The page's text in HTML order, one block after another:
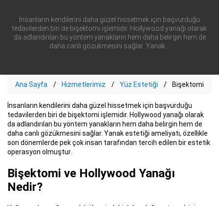
İnsanların kendilerini daha güzel hissetmek için başvurduğu
tedavilerden biri de bişektomi işlemidir. Hollywood yanağı olarak
da adlandırılan bu yöntem yanakların hem daha belirgin hem de
daha canlı gözükmesini sağlar. Yanak...
Ana Sayfa Hizmetlerimiz Yüz Estetiği Bişektomi
İnsanların kendilerini daha güzel hissetmek için başvurduğu
tedavilerden biri de bişektomi işlemidir. Hollywood yanağı olarak
da adlandırılan bu yöntem yanakların hem daha belirgin hem de
daha canlı gözükmesini sağlar. Yanak estetiği ameliyatı, özellikle
son dönemlerde pek çok insan tarafından tercih edilen bir estetik
operasyon olmuştur.
Bişektomi ve Hollywood Yanağı
Nedir?